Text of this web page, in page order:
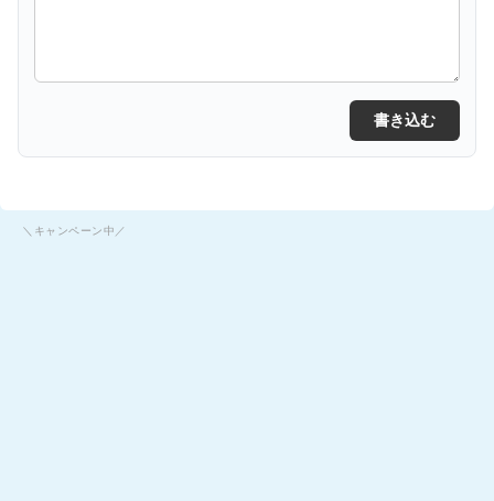
書き込む
＼キャンペーン中／